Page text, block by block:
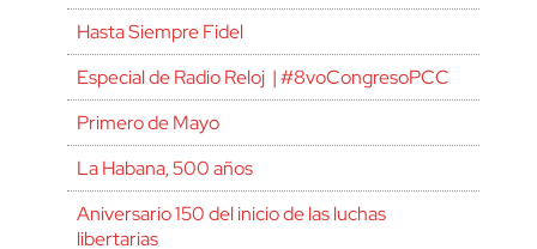
Hasta Siempre Fidel
Especial de Radio Reloj | #8voCongresoPCC
Primero de Mayo
La Habana, 500 años
Aniversario 150 del inicio de las luchas
libertarias